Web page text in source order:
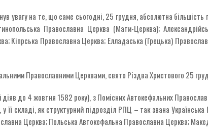
увагу на те, що саме сьогодні, 25 грудня, абсолютна
Православна Церква (Мати-Церква);
Кіпрська Православна Церква; Елладаська (Грецька)
Православними Церквами, свято Різдва Христового 25
до 4 жовтня 1582 року), з Помісних Автокефальних
складі, як структурний підрозділ РПЦ – так звана
Церква; Польська Автокефальна Православна Церква;